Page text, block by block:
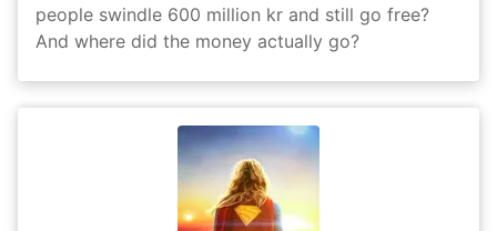
people swindle 600 million kr and still go free?
And where did the money actually go?